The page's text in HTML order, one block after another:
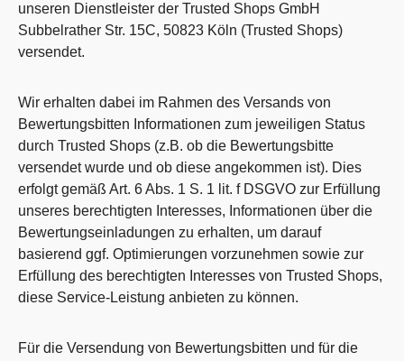
unseren Dienstleister der Trusted Shops GmbH
Subbelrather Str. 15C, 50823 Köln (Trusted Shops)
versendet.
Wir erhalten dabei im Rahmen des Versands von
Bewertungsbitten Informationen zum jeweiligen Status
durch Trusted Shops (z.B. ob die Bewertungsbitte
versendet wurde und ob diese angekommen ist). Dies
erfolgt gemäß Art. 6 Abs. 1 S. 1 lit. f DSGVO zur Erfüllung
unseres berechtigten Interesses, Informationen über die
Bewertungseinladungen zu erhalten, um darauf
basierend ggf. Optimierungen vorzunehmen sowie zur
Erfüllung des berechtigten Interesses von Trusted Shops,
diese Service-Leistung anbieten zu können.
Für die Versendung von Bewertungsbitten und für die